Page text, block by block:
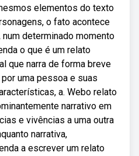
elementos do texto
o fato acontece
determinado momento
o que é um relato
que narra de forma breve
uma pessoa e suas
a. Webo relato
narrativo em
e vivências a uma outra
narrativa,
a escrever um relato